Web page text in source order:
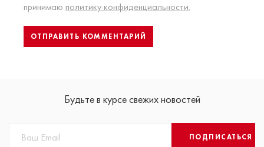
принимаю политику конфиденциальности.
Будьте в курсе свежих новостей
ПОДПИСАТЬСЯ